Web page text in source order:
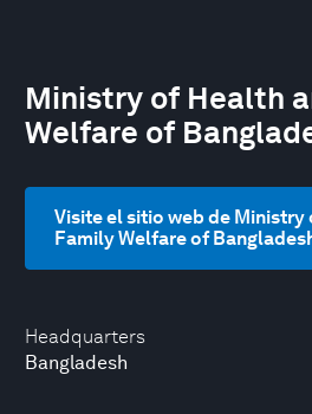
Headquarters
Bangladesh
Ministry of Health
Welfare of
Visite el sitio web de Ministry
Family Welfare of